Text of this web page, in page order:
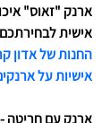
ארנק "זאוס"
אישית
החנות של אדון
אישיות על
ארנק עם חריטה